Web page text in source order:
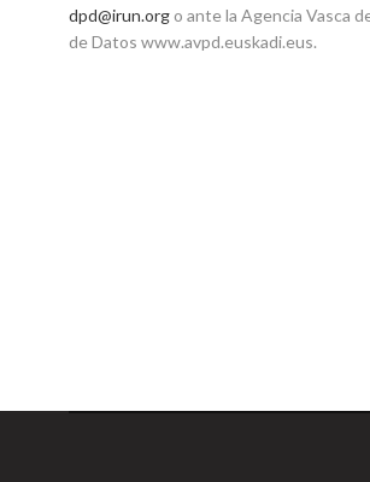
dpd@irun.org o ante la Agencia Vasca
de Datos www.avpd.euskadi.eus.